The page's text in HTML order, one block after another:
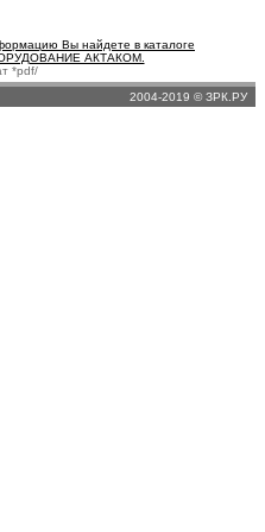
Вы найдете в каталоге
АКТАКОМ.
*pdf/
2004-2019 © ЗРК.РУ